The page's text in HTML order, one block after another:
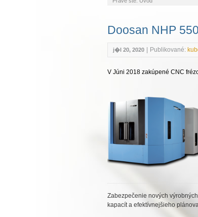
Doosan NHP
j�l 20, 2020 Publikované:
V Júni 2018 zakúpené CNC
Zabezpečenie nových
kapacít a efektívnejšieho